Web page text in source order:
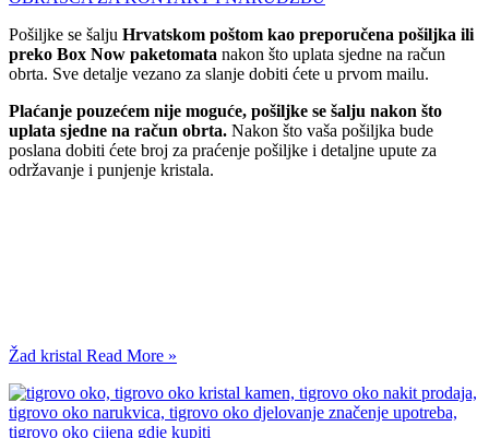
Pošiljke se šalju Hrvatskom poštom kao preporučena pošiljka ili
preko Box Now paketomata nakon što uplata sjedne na račun
obrta. Sve detalje vezano za slanje dobiti ćete u prvom mailu.
Plaćanje pouzećem nije moguće, pošiljke se šalju nakon što
uplata sjedne na račun obrta. Nakon što vaša pošiljka bude
poslana dobiti ćete broj za praćenje pošiljke i detaljne upute za
održavanje i punjenje kristala.
Žad kristal Read More »